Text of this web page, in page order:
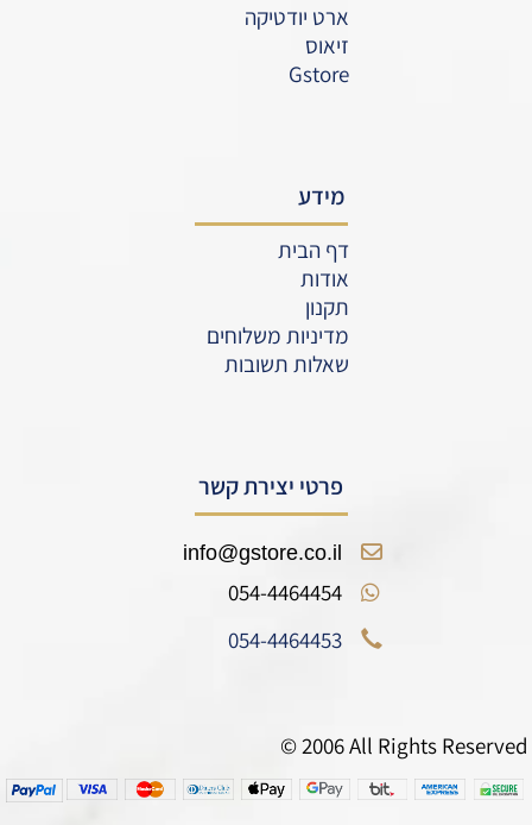
ארט יודטיקה
זיאוס
Gstore
מידע
דף הבית
אודות
תקנון
מדיניות משלוחים
שאלות תשובות
פרטי יצירת קשר
info@gstore.co.il
054-4464454
054-4464453
© 2006 All Rights Reserved